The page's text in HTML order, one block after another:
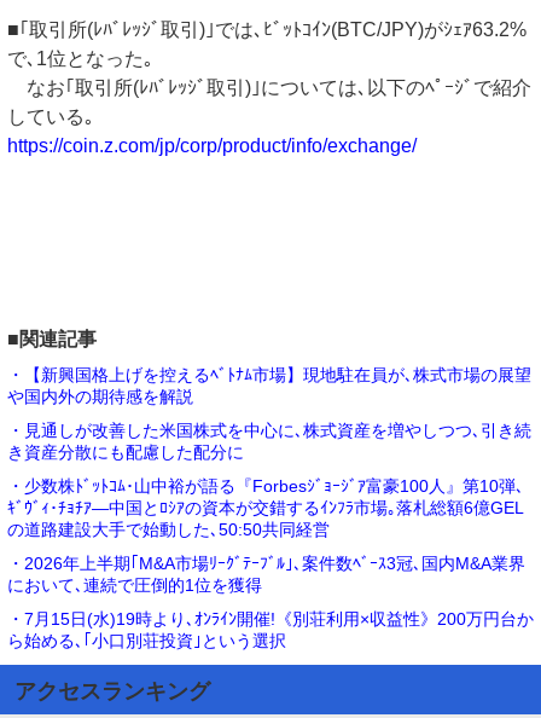
■｢取引所(ﾚﾊﾞﾚｯｼﾞ取引)｣では､ﾋﾞｯﾄｺｲﾝ(BTC/JPY)がｼｪｱ63.2%
で､1位となった｡
なお｢取引所(ﾚﾊﾞﾚｯｼﾞ取引)｣については､以下のﾍﾟｰｼﾞで紹介
している｡
https://coin.z.com/jp/corp/product/info/exchange/
■関連記事
・【新興国格上げを控えるﾍﾞﾄﾅﾑ市場】現地駐在員が､株式市場の展望
や国内外の期待感を解説
・見通しが改善した米国株式を中心に､株式資産を増やしつつ､引き続
き資産分散にも配慮した配分に
・少数株ﾄﾞｯﾄｺﾑ･山中裕が語る『Forbesｼﾞｮｰｼﾞｱ富豪100人』第10弾､
ｷﾞｳﾞｨ･ﾁｮﾁｱ―中国とﾛｼｱの資本が交錯するｲﾝﾌﾗ市場｡落札総額6億GEL
の道路建設大手で始動した､50:50共同経営
・2026年上半期｢M&A市場ﾘｰｸﾞﾃｰﾌﾞﾙ｣､案件数ﾍﾞｰｽ3冠､国内M&A業界
において､連続で圧倒的1位を獲得
・7月15日(水)19時より､ｵﾝﾗｲﾝ開催!《別荘利用×収益性》200万円台か
ら始める､｢小口別荘投資｣という選択
アクセスランキング